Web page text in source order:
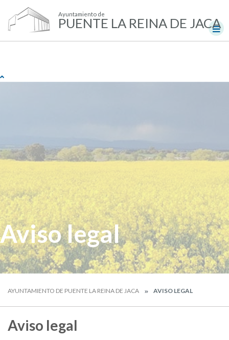
Ayuntamiento de
PUENTE LA REINA DE JACA
Aviso legal
AYUNTAMIENTO DE PUENTE LA REINA DE JACA AVISO LEGAL
Aviso legal